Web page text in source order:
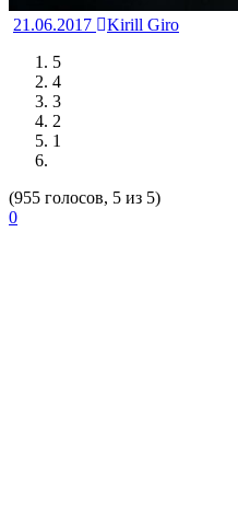
21.06.2017
Kirill Giro
5
4
3
2
1
(955 голосов, 5 из 5)
0